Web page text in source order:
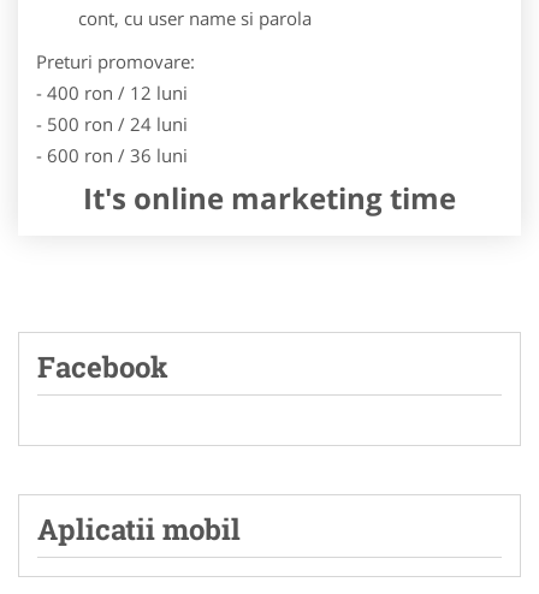
cont, cu user name si parola
Preturi promovare:
- 400 ron / 12 luni
- 500 ron / 24 luni
- 600 ron / 36 luni
It's online marketing time
Facebook
Aplicatii mobil